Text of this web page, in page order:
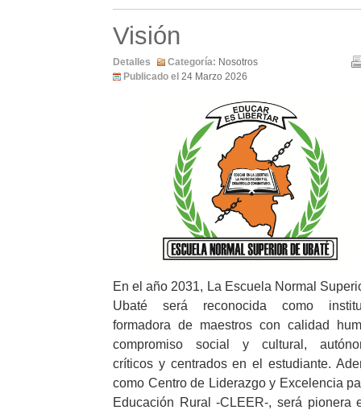
Visión
Detalles Categoría: Nosotros
Publicado el 24 Marzo 2026
En el año 2031, La Escuela Normal
Ubaté será reconocida como
formadora de maestros con calidad
compromiso social y cultural,
críticos y centrados en el estudiante.
como Centro de Liderazgo y Excelencia
Educación Rural -CLEER-, será pionera